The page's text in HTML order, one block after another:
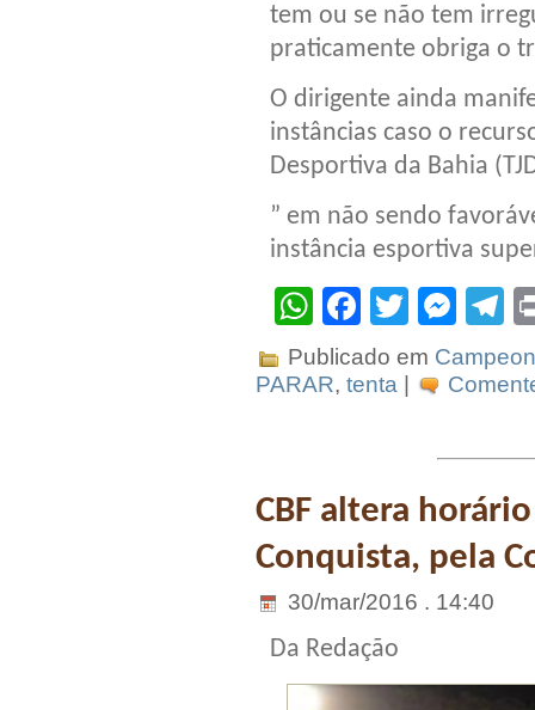
tem ou se não tem
praticamente obriga o
O dirigente ainda
instâncias caso o
Desportiva da Bahia
” em não sendo
instância esportiva
WhatsApp
Facebook
Twitter
Publicado em
PARAR, tenta |
CBF altera
Conquista, pela
30/mar/2016 . 14:40
Da Redação